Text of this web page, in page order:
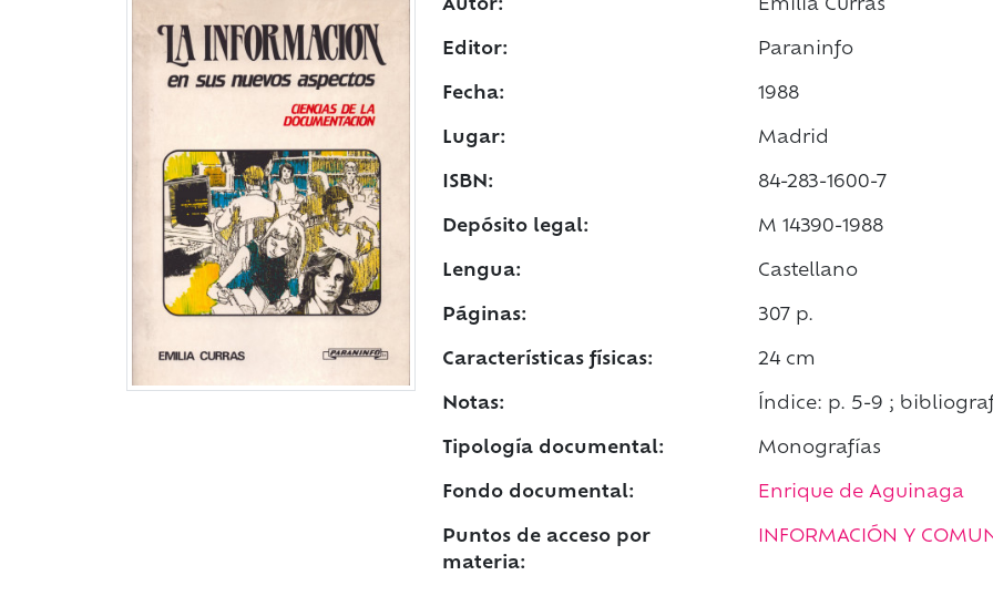
Autor: Emilia Curras
Editor: Paraninfo
Fecha: 1988
Lugar: Madrid
ISBN: 84-283-1600-7
Depósito legal: M 14390-1988
Lengua: Castellano
Páginas: 307 p.
Características físicas: 24 cm
Notas: Índice: p. 5-9 ;
Tipología documental: Monografías
Fondo documental: Enrique de Aguinaga
Puntos de acceso por
materia:
INFORMACIÓN Y